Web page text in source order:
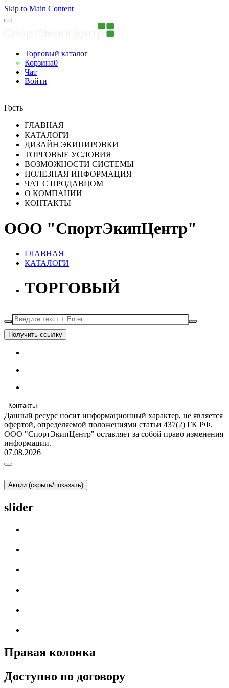
Skip to Main Content
Торговый каталог
Корзина0
Чат
Войти
Гость
ГЛАВНАЯ
КАТАЛОГИ
ДИЗАЙН ЭКИПИРОВКИ
ТОРГОВЫЕ УСЛОВИЯ
ВОЗМОЖНОСТИ СИСТЕМЫ
ПОЛЕЗНАЯ ИНФОРМАЦИЯ
ЧАТ С ПРОДАВЦОМ
О КОМПАНИИ
КОНТАКТЫ
ООО "СпортЭкипЦентр"
ГЛАВНАЯ
КАТАЛОГИ
ТОРГОВЫЙ
Получить ссылку
Контакты
Данный ресурс носит информационный характер, не является
офертой, определяемой положениями статьи 437(2) ГК РФ.
ООО "СпортЭкипЦентр" оставляет за собой право изменения
информации.
07.08.2026
Акции (скрыть/показать)
slider
Правая колонка
Доступно по договору